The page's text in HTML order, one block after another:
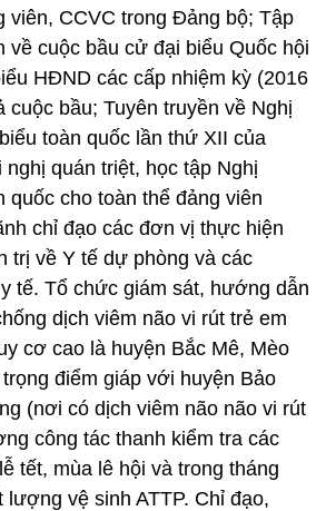
viên, CCVC trong Đảng bộ; Tập
về cuộc bầu cử đại biểu Quốc hội
HĐND các cấp nhiệm kỳ (2016
cuộc bầu; Tuyên truyền về Nghị
toàn quốc lần thứ XII của
quán triệt, học tập Nghị
quốc cho toàn thể đảng viên
chỉ đạo các đơn vị thực hiện
trị về Y tế dự phòng và các
tế. Tổ chức giám sát, hướng dẫn
dịch viêm não vi rút trẻ em
cơ cao là huyện Bắc Mê, Mèo
điểm giáp với huyện Bảo
(nơi có dịch viêm não não vi rút
công tác thanh kiểm tra các
tết, mùa lê hội và trong tháng
lượng vệ sinh ATTP. Chỉ đạo,